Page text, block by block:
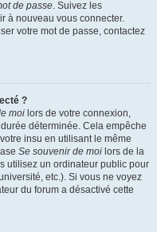
de passe. Suivez les
à nouveau vous connecter.
votre mot de passe, contactez
?
moi lors de votre connexion,
déterminée. Cela empêche
insu en utilisant le même
Se souvenir de moi lors de la
utilisez un ordinateur public pour
etc.). Si vous ne voyez
du forum a désactivé cette